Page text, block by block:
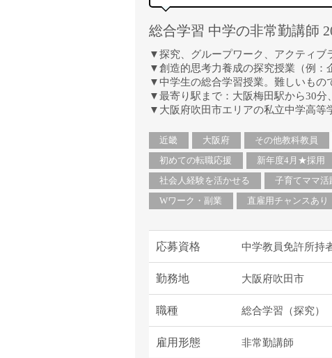
学童スタッフ
その他職種
学習支援
チューター
個別指導
ALT/AET
塾・予備校講師
オンライン講師
幼稚園教諭・保育士
日本語教師
添削・校正スタッフ
学校支援員
広報・宣伝
一般事務
経理・会計事務
総務・人事事務
総合学習 中学の非常勤講師
▼探究、グループワーク、アクティブ
▼創造的思考力養成の探究授業（例：
▼中学生の総合学習授業。難しいもの
▼最寄り駅まで：大阪梅田駅から30分
▼大阪府吹田市エリアの私立中学高等
近畿 大阪府 その他教科教員
初めての転職応援
新年度4月★採用
社会人経験を活かせる
子育てママ活
Wワーク・副業
直雇用チャンスあり
応募資格 中学教員免許所持
勤務地 大阪府吹田市
職種 総合学習（探究）
雇用形態 非常勤講師